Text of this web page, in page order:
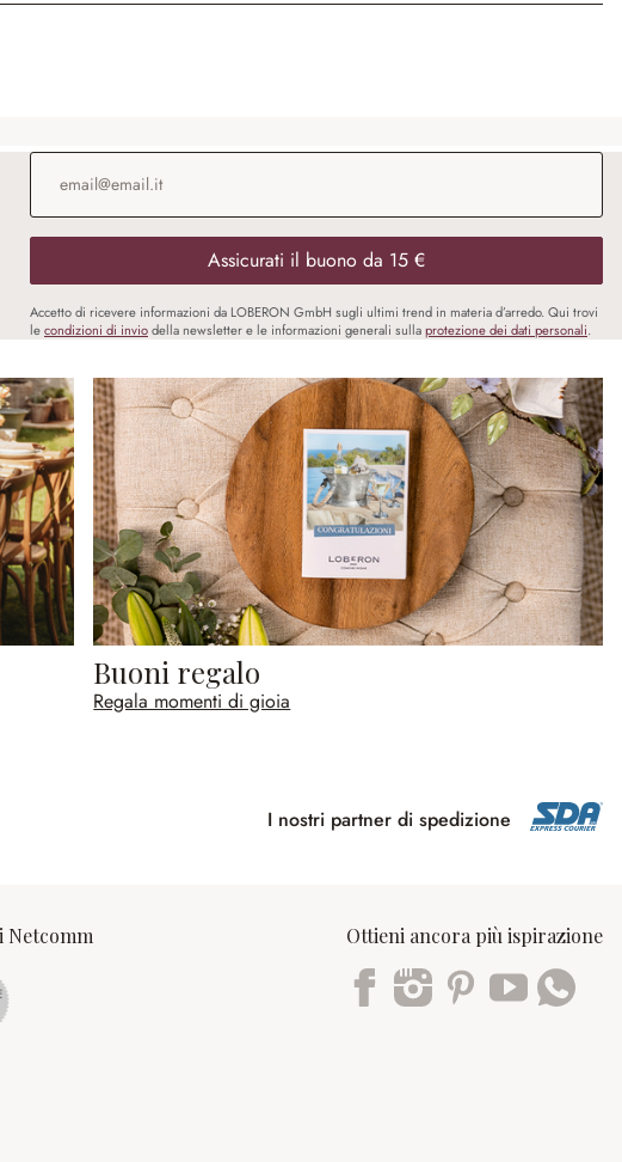
Indirizzo e-mail
Assicurati il buono da 15 €
Accetto di ricevere informazioni da LOBERON GmbH sugli ultimi trend in materia d’arredo. Qui trovi
lecondizioni di inviodella newsletter e le informazioni generali sullaprotezione dei dati personali.
Buoni regalo
Regala momenti di gioia
I nostri partner di spedizione
Netcomm Ottieni ancora più ispirazione